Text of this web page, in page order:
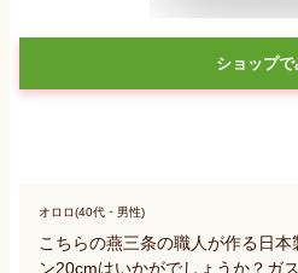
ショップで
オロロ(40代・男性)
こちらの燕三条の職人が作る日
ン20cmはいかがでしょうか？ガ